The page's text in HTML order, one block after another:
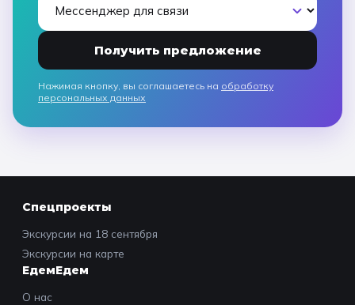
Получить предложение
Нажимая кнопку, вы соглашаетесь на обработку
персональных данных
Спецпроекты
Экскурсии на 18 сентября
Экскурсии на карте
ЕдемЕдем
О нас